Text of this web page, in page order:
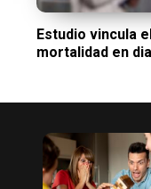
Estudio vincula
mortalidad en